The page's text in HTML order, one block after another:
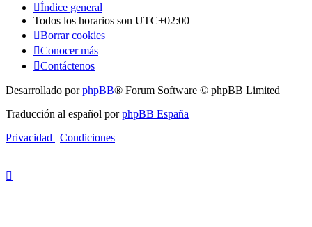
Índice general
Todos los horarios son UTC+02:00
Borrar cookies
Conocer más
Contáctenos
Desarrollado porphpBB® Forum Software © phpBB Limited
Traducción al español porphpBB España
Privacidad | Condiciones